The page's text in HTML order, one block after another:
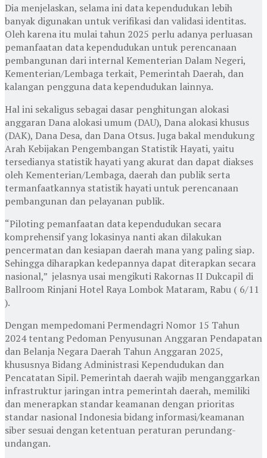
Dia menjelaskan, selama ini data kependudukan lebih
banyak digunakan untuk verifikasi dan validasi identitas.
Oleh karena itu mulai tahun 2025 perlu adanya perluasan
pemanfaatan data kependudukan untuk perencanaan
pembangunan dari internal Kementerian Dalam Negeri,
Kementerian/Lembaga terkait, Pemerintah Daerah, dan
kalangan pengguna data kependudukan lainnya.
Hal ini sekaligus sebagai dasar penghitungan alokasi
anggaran Dana alokasi umum (DAU), Dana alokasi khusus
(DAK), Dana Desa, dan Dana Otsus. Juga bakal mendukung
Arah Kebijakan Pengembangan Statistik Hayati, yaitu
tersedianya statistik hayati yang akurat dan dapat diakses
oleh Kementerian/Lembaga, daerah dan publik serta
termanfaatkannya statistik hayati untuk perencanaan
pembangunan dan pelayanan publik.
“Piloting pemanfaatan data kependudukan secara
komprehensif yang lokasinya nanti akan dilakukan
pencermatan dan kesiapan daerah mana yang paling siap.
Sehingga diharapkan kedepannya dapat diterapkan secara
nasional,” jelasnya usai mengikuti Rakornas II Dukcapil di
Ballroom Rinjani Hotel Raya Lombok Mataram, Rabu ( 6/11
).
Dengan mempedomani Permendagri Nomor 15 Tahun
2024 tentang Pedoman Penyusunan Anggaran Pendapatan
dan Belanja Negara Daerah Tahun Anggaran 2025,
khususnya Bidang Administrasi Kependudukan dan
Pencatatan Sipil. Pemerintah daerah wajib menganggarkan
infrastruktur jaringan intra pemerintah daerah, memiliki
dan menerapkan standar keamanan dengan prioritas
standar nasional Indonesia bidang informasi/keamanan
siber sesuai dengan ketentuan peraturan perundang-
undangan.